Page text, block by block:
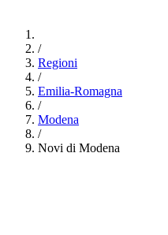
/
Regioni
/
Emilia-Romagna
/
Modena
/
Novi di Modena